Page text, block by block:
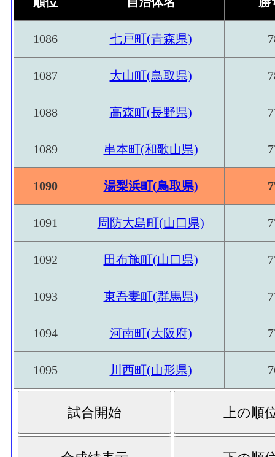
1086 七戸町(青森県)
1087 大山町(鳥取県)
1088 高森町(長野県)
1089 串本町(和歌山県)
1090 湯梨浜町(鳥取県)
1091 周防大島町(山口県)
1092 田布施町(山口県)
1093 東吾妻町(群馬県)
1094 河南町(大阪府)
1095 川西町(山形県)